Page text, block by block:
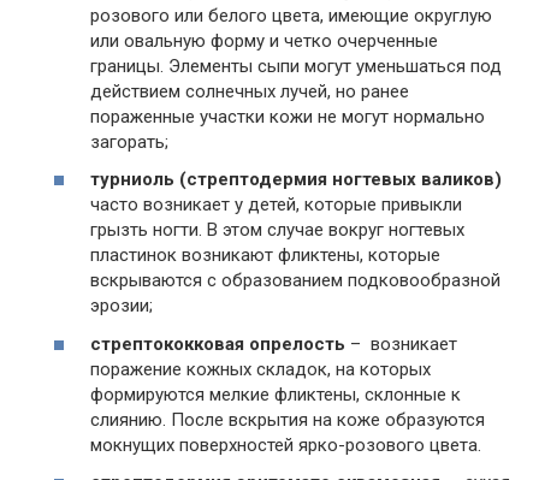
розового или белого цвета, имеющие округлую
или овальную форму и четко очерченные
границы. Элементы сыпи могут уменьшаться под
действием солнечных лучей, но ранее
пораженные участки кожи не могут нормально
загорать;
турниоль (стрептодермия ногтевых валиков)
часто возникает у детей, которые привыкли
грызть ногти. В этом случае вокруг ногтевых
пластинок возникают фликтены, которые
вскрываются с образованием подковообразной
эрозии;
стрептококковая опрелость – возникает
поражение кожных складок, на которых
формируются мелкие фликтены, склонные к
слиянию. После вскрытия на коже образуются
мокнущих поверхностей ярко-розового цвета.